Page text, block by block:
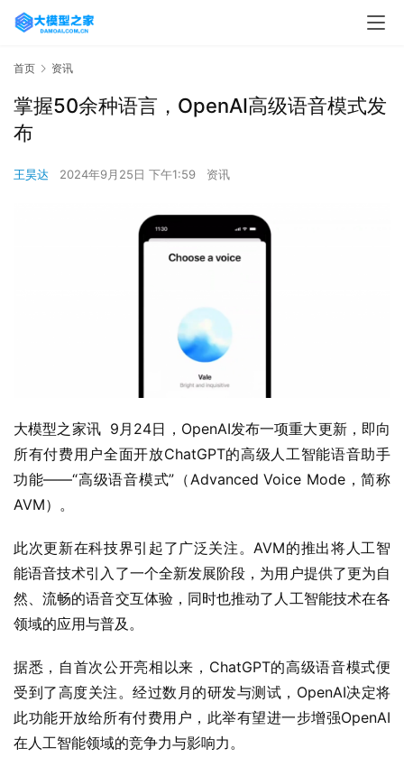
首页 资讯
掌握50余种语言，OpenAI高级语音模式发
布
王昊达 2024年9月25日 下午1:59 资讯
大模型之家讯  9月24日，OpenAI发布一项重大更新，即向
所有付费用户全面开放ChatGPT的高级人工智能语音助手
功能——“高级语音模式”（Advanced Voice Mode，简称
AVM）。
此次更新在科技界引起了广泛关注。AVM的推出将人工智
能语音技术引入了一个全新发展阶段，为用户提供了更为自
然、流畅的语音交互体验，同时也推动了人工智能技术在各
领域的应用与普及。
据悉，自首次公开亮相以来，ChatGPT的高级语音模式便
受到了高度关注。经过数月的研发与测试，OpenAI决定将
此功能开放给所有付费用户，此举有望进一步增强OpenAI
在人工智能领域的竞争力与影响力。